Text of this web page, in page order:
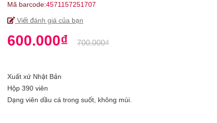
Mã barcode:4571157251707
Viết đánh giá của bạn
600.000₫ 700.000₫
Xuất xứ Nhật Bản
Hộp 390 viên
Dạng viên dầu cá trong suốt, không mùi.